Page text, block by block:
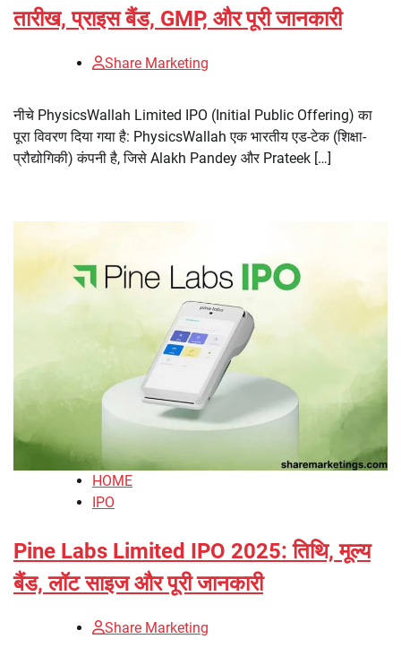
तारीख, प्राइस बैंड, GMP, और पूरी जानकारी
Share Marketing
नीचे PhysicsWallah Limited IPO (Initial Public Offering) का
पूरा विवरण दिया गया है: PhysicsWallah एक भारतीय एड-टेक (शिक्षा-
प्रौद्योगिकी) कंपनी है, जिसे Alakh Pandey और Prateek […]
HOME
IPO
Pine Labs Limited IPO 2025: तिथि, मूल्य
बैंड, लॉट साइज और पूरी जानकारी
Share Marketing